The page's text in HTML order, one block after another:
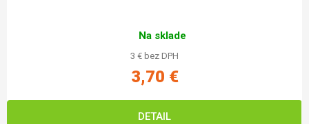
Na sklade
3 € bez DPH
3,70 €
DETAIL